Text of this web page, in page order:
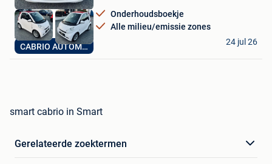
CABRIO AUTOMATIQUE
Onderhoudsboekje
Alle milieu/emissie zones
AUTO LS
Erembodegem
24 jul 26
smart cabrio in Smart
Gerelateerde zoektermen